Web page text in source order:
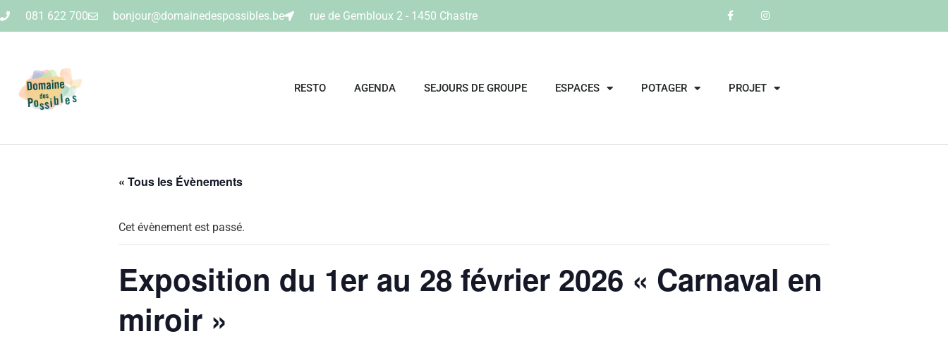
081 622 700 bonjour@domainedespossibles.be rue de Gembloux 2 - 1450 Chastre
RESTO AGENDA SEJOURS DE GROUPE ESPACES POTAGER PROJET
« Tous les Évènements
Cet évènement est passé.
Exposition du 1er au 28 février 2026 « Carnaval en
miroir »